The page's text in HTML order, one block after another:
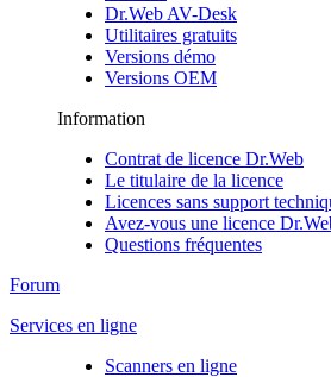
Dr.Web AV-Desk
Utilitaires gratuits
Versions démo
Versions OEM
Information
Contrat de licence Dr.Web
Le titulaire de la licence
Licences sans support
Avez-vous une licence
Questions fréquentes
Forum
Services en ligne
Scanners en ligne